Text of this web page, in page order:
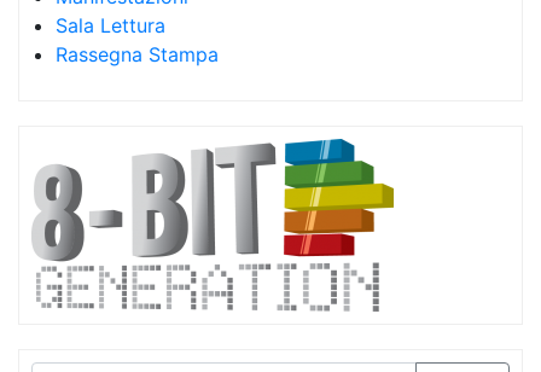
Sala Lettura
Rassegna Stampa